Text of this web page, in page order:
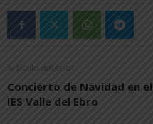
Artículo anterior
Concierto de Navidad en el
IES Valle del Ebro